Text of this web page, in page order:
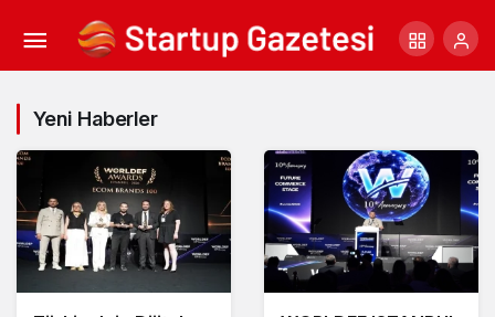
Yeni Haberler